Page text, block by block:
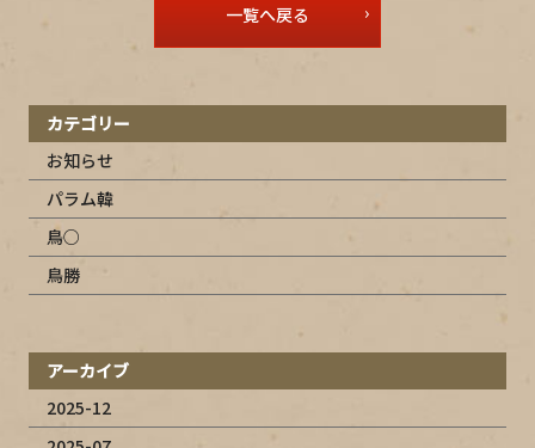
一覧へ戻る
カテゴリー
お知らせ
パラム韓
鳥○
鳥勝
アーカイブ
2025-12